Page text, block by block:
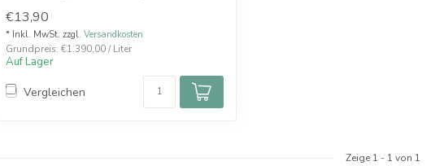
€13,90
* Inkl. MwSt. zzgl. Versandkosten
Grundpreis: €1.390,00 / Liter
Auf Lager
Vergleichen
Zeige 1 - 1 von 1